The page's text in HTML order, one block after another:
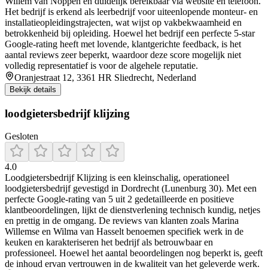
Het bedrijf is erkend als leerbedrijf voor uiteenlopende monteur- en
installatieopleidingstrajecten, wat wijst op vakbekwaamheid en
betrokkenheid bij opleiding. Hoewel het bedrijf een perfecte 5‑star
Google‑rating heeft met lovende, klantgerichte feedback, is het
aantal reviews zeer beperkt, waardoor deze score mogelijk niet
volledig representatief is voor de algehele reputatie.
Oranjestraat 12, 3361 HR Sliedrecht, Nederland
Bekijk details
loodgietersbedrijf klijzing
Gesloten
4.0
Loodgietersbedrijf Klijzing is een kleinschalig, operationeel
loodgietersbedrijf gevestigd in Dordrecht (Lunenburg 30). Met een
perfecte Google-rating van 5 uit 2 gedetailleerde en positieve
klantbeoordelingen, lijkt de dienstverlening technisch kundig, netjes
en prettig in de omgang. De reviews van klanten zoals Marina
Willemse en Wilma van Hasselt benoemen specifiek werk in de
keuken en karakteriseren het bedrijf als betrouwbaar en
professioneel. Hoewel het aantal beoordelingen nog beperkt is, geeft
de inhoud ervan vertrouwen in de kwaliteit van het geleverde werk.